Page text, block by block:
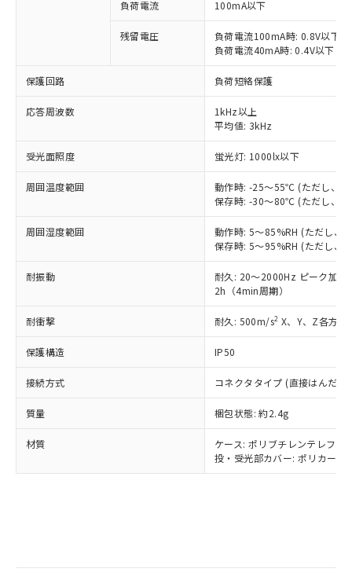
負荷電流 100mA以下
残留電圧
負荷電流100mA時: 0.8V以下
負荷電流40mA時: 0.4V以下
保護回路 負荷短絡保護
応答周波数
1kHz以上
平均値: 3kHz
受光面照度 蛍光灯: 1000lx以下
周囲温度範囲
動作時: -25～55℃ (ただし、氷
保存時: -30～80℃ (ただし、氷
周囲湿度範囲
動作時: 5～85%RH (ただし、
保存時: 5～95%RH (ただし、
耐振動
耐久: 20～2000Hz ピーク加
2h（4min周期）
耐衝撃 耐久: 500m/s2 X、Y、Z各方向
保護構造 IP50
接続方式 コネクタタイプ (直接はんだづ
質量 梱包状態: 約2.4g
材質
ケース: ポリブチレンテレフタ
投・受光部カバー: ポリカーボ
ご利用条件
以下の条件をお読みいただき、同意のうえ
本サービスは、当社制御機器事業取扱
商品の当社在庫状況および標準価格
(税抜)を提供させていただくもので
当社制御機器事業取扱商品の中には、
本サービスの対象外となる商品もある
ことをご了承ください。
在庫状況および標準価格照会結果は、
記載している更新日時点での社内デー
タに基づき作成されるものであり、閲
覧された時点での実際の在庫および標
準価格とは異なる場合があることをご
正式な納期状況および標準価格はお客
様のお取引先、またはお客様担当のオ
ムロン制御機器販売店・当社販売員に
オムロン制御機器販売店や当社販売拠
販売ネットワーク
」をご確認
在庫状況および標準価格結果を当社の
事前の承諾なく第三者に漏洩または開
示しないようお願いします。
有に対応した製品に切り替える予定のある
対応予定なし：EU RoHS指令（10物質）の
非含有に非対応の商品で、対応品を出す予
定はありません。
調査・確認中：EU RoHS指令（10物質）の
非含有の対応状況を調査中または確認中の
非該当品：ライセンス料など無形物で、有
害物質有無と関係のない商品です。
仕入先様の事情により、非含有部品として
いたものが、含有品と判明した場合などや
むを得ず変更することがあります。
*EU RoHS指令（10物質）：
鉛(Pb) 1000ppm以下、 水銀(Hg) 1000ppm以下、 カド
六価クロム(Cr(Ⅵ)) 1000ppm以下、ポリ臭化ビフェニル
類(PBB) 1000ppm以下、ポリ臭化ジフェニルエーテル類
(PBDE) 1000ppm以下、フタル酸ビス(2-エチルヘキシ
ルベンジル（BBP） 1000ppm以下、フタル酸ジブチル
（DBP） 1000ppm以下、フタル酸ジイソブチル
(DIBP) 1000ppm以下
但し、RoHS指令で産業用監視および制御機器に対する
フタル酸エステル類の４物質については閾値を超える意
部品在庫の切り替え状況などにより、予定
※1 中国RoHS○×表
「○」：最大均質材料含有率が中国RoHSの
基準値以下であることを示します。
「×」：最大均質材料含有率が中国RoHSの
基準値を超えていることを示します。
「－」：未確認です。当社販売部門へお問
*中国RoHS10物質の基準値 (GB/T26572)：
Cr(Ⅵ)(六価クロム) : 1000ppm、 PBBs(ポリ臭化ビフェ
DBP(フタル酸ジブチル) : 1000ppm、 DIBP(フタル酸ジ
イソブチル) : 1000ppm、 BBP(フタル酸ブチルベンジ
ル) : 1000ppm、
DEHP(フタル酸ビス(2-エチルヘキシル)) : 1000ppm
「ｅ」：有害物質（10物質）のすべてが基
準値以下であることを示します。
「10」：通常の使用状況下において有害物
当社は、これら貴社製品のうち、外国
為替および外国貿易法に定める商品
（以下｢規制貨物等」という）を輸出
または国外への提供する場合は、日本
国政府の輸出許可(または役務取引許
可)を取得するなどの必要な手続きを
当社は規制貨物を破棄する場合は、完
全に破砕するなど、違法に輸出されな
当社は貴社製品を、核兵器、ミサイ
ル、化学兵器、生物兵器またはその他
武器並びにこれらの製造装置等に一切
当社は、貴社製品を第三者に販売する
場合は、上記1、2および3の内容を当
該第三者に通知します。また当社は、
販売先および販売に係わる関係者が違
一定数以上の在庫あり
一定数には満たないが在庫あり
在庫なし(最新の在庫状況につ
いては、お客様のお取引先、ま
たはお客様担当のオムロン制御
機器販売店・当社販売員にご確